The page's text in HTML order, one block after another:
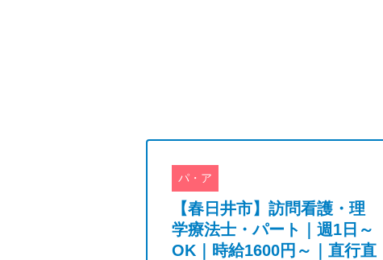
パ・ア
【春日井市】訪問看護・理
学療法士・パート｜週1日～
OK｜時給1600円～｜直行直